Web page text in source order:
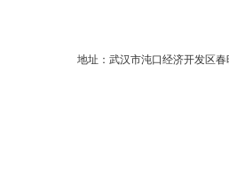
地址：武汉市沌口经济开发区